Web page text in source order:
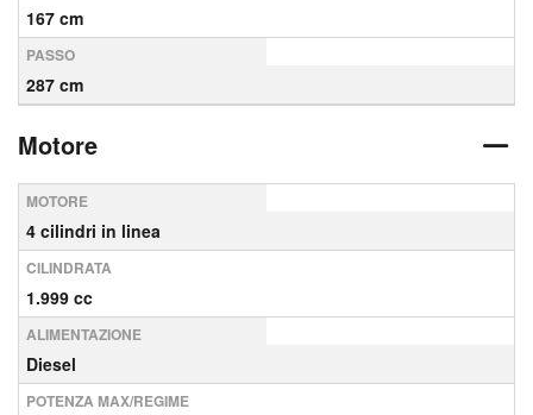
167 cm
PASSO
287 cm
Motore
MOTORE
4 cilindri in linea
CILINDRATA
1.999 cc
ALIMENTAZIONE
Diesel
POTENZA MAX/REGIME